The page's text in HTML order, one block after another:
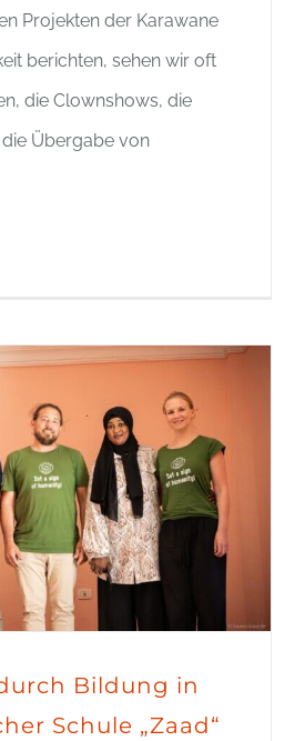
Projekten der Karawane
berichten, sehen wir oft
die Clownshows, die
Übergabe von
Bildung in
Schule „Zaad“